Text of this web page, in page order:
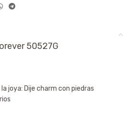
50527G
joya: Dije charm con piedras